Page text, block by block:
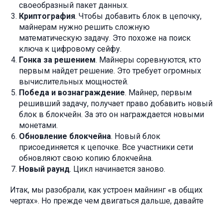
своеобразный пакет данных.
Криптография. Чтобы добавить блок в цепочку,
майнерам нужно решить сложную
математическую задачу. Это похоже на поиск
ключа к цифровому сейфу.
Гонка за решением. Майнеры соревнуются, кто
первым найдет решение. Это требует огромных
вычислительных мощностей.
Победа и вознаграждение. Майнер, первым
решивший задачу, получает право добавить новый
блок в блокчейн. За это он награждается новыми
монетами.
Обновление блокчейна. Новый блок
присоединяется к цепочке. Все участники сети
обновляют свою копию блокчейна.
Новый раунд. Цикл начинается заново.
Итак, мы разобрали, как устроен майнинг «в общих
чертах». Но прежде чем двигаться дальше, давайте